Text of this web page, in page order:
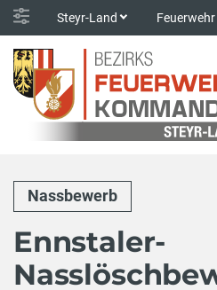
Steyr-Land Feuerwehr
Nassbewerb
Ennstaler-